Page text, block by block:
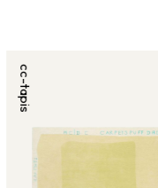
cc-tapis